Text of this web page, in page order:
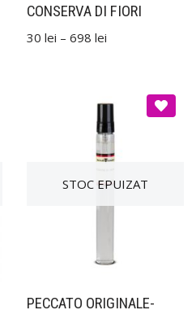
CONSERVA DI FIORI
30 lei – 698 lei
PECCATO ORIGINALE-